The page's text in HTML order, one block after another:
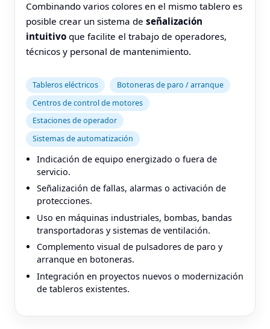
Combinando varios colores en el mismo tablero es
posible crear un sistema de señalización
intuitivo que facilite el trabajo de operadores,
técnicos y personal de mantenimiento.
Tableros eléctricos
Botoneras de paro / arranque
Centros de control de motores
Estaciones de operador
Sistemas de automatización
Indicación de equipo energizado o fuera de
servicio.
Señalización de fallas, alarmas o activación de
protecciones.
Uso en máquinas industriales, bombas, bandas
transportadoras y sistemas de ventilación.
Complemento visual de pulsadores de paro y
arranque en botoneras.
Integración en proyectos nuevos o modernización
de tableros existentes.